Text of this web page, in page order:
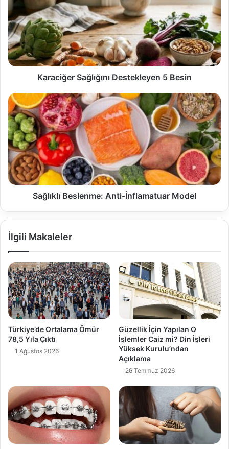
Karaciğer Sağlığını Destekleyen 5 Besin
Sağlıklı Beslenme: Anti-İnflamatuar Model
İlgili Makaleler
Türkiye’de Ortalama Ömür
78,5 Yıla Çıktı
1 Ağustos 2026
Güzellik İçin Yapılan O
İşlemler Caiz mi? Din İşleri
Yüksek Kurulu’ndan
Açıklama
26 Temmuz 2026